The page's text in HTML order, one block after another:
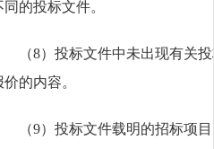
同的投标文件。
（8）投标文件中未出现有关
价的内容。
（9）投标文件载明的招标项